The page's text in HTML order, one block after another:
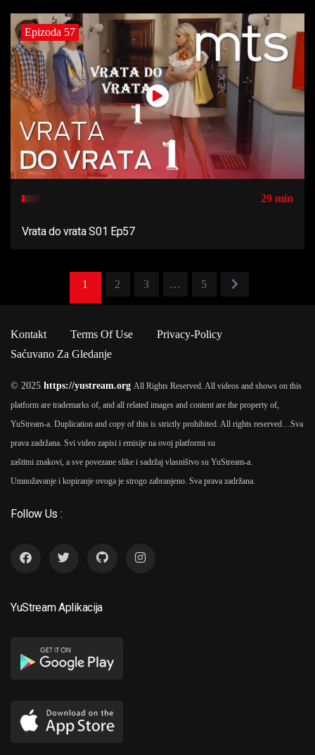
Epizoda 57
29 min
Vrata do vrata S01 Ep57
1 2 3 … 5
Kontakt Terms Of Use
Privacy-Policy
Saćuvano Za Gledanje
© 2025 https://yustream.org All Rights Reserved. All videos and shows on this
platform are trademarks of, and all related images and content are the property of,
YuStream-a. Duplication and copy of this is strictly prohibited. All rights reserved… Sva
prava zadržana. Svi video zapisi i emisije na ovoj platformi su
zaštitni znakovi, a sve povezane slike i sadržaj vlasništvo su YuStream-a.
Umnožavanje i kopiranje ovoga je strogo zabranjeno. Sva prava zadržana.
Follow Us :
YuStream Aplikacija